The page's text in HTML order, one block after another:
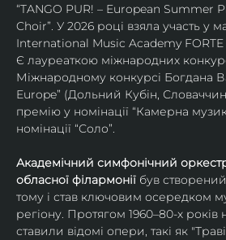
“TANGO PUR! – European Summer
Choir”. У 2026 році взяла участь у
International Music Academy FORTE
Є лауреаткою міжнародних
Міжнародному конкурсі Богдана
Europe” (Дольний Кубін,
премію у номінації “Камерна
номінації “Соло”.
Академічний симфонічний
обласної філармонії був
тому і став ключовим осередком
регіону. Протягом 1960–80-х років
ставили відомі опери, такі як